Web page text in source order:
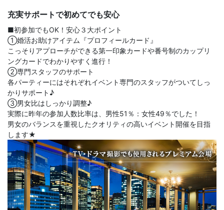
充実サポートで初めてでも安心
■初参加でもOK！安心３大ポイント
①婚活お助けアイテム『プロフィールカード』
こっそりアプローチができる第一印象カードや番号制のカップリ
ングカードでわかりやすく進行！
②専門スタッフのサポート
各パーティーにはそれぞれイベント専門のスタッフがついてしっ
かりサポート♪
③男女比はしっかり調整♪
実際に昨年の参加人数比率は、男性51％：女性49％でした！
男女のバランスを重視したクオリティの高いイベント開催を目指
します★